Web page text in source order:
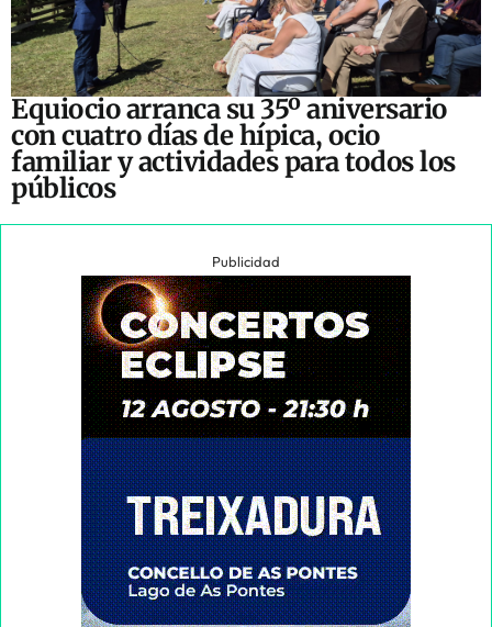
Equiocio arranca su 35º aniversario
con cuatro días de hípica, ocio
familiar y actividades para todos los
públicos
Publicidad